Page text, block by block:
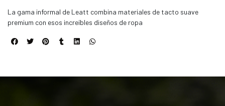
La gama informal de Leatt combina materiales de tacto suave
premium con esos increíbles diseños de ropa